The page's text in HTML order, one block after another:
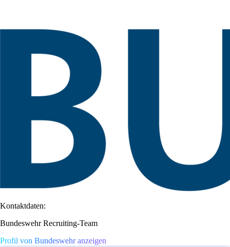
Kontaktdaten:
Bundeswehr Recruiting-Team
Profil von Bundeswehr anzeigen